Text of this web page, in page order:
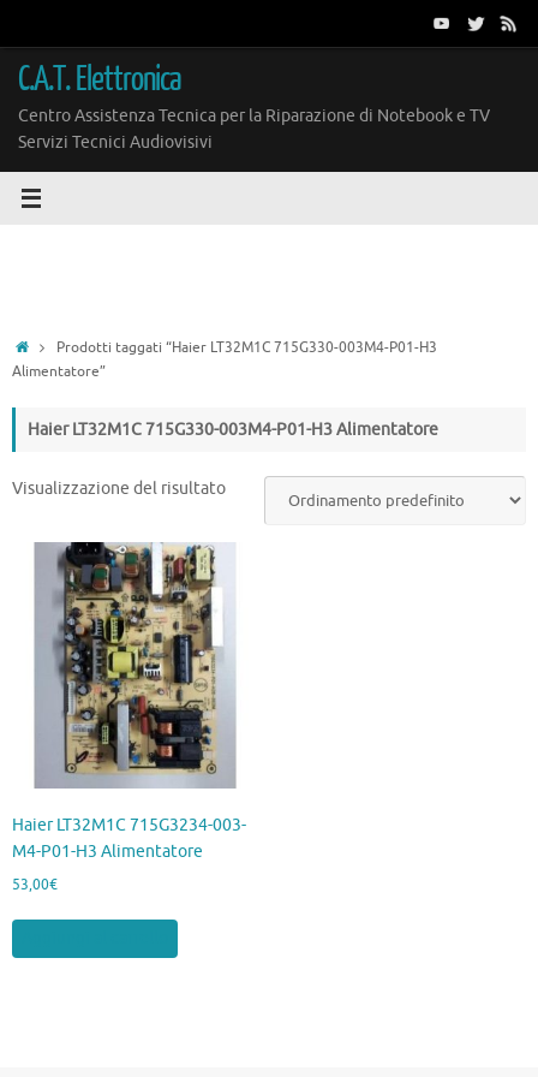
contenuto
C.A.T. Elettronica
Centro Assistenza Tecnica per la Riparazione di Notebook e TV
Servizi Tecnici Audiovisivi
HomeProdotti taggati “Haier LT32M1C 715G330-003M4-P01-H3
Alimentatore”
Haier LT32M1C 715G330-003M4-P01-H3 Alimentatore
Visualizzazione del risultato
Haier LT32M1C 715G3234-003-
M4-P01-H3 Alimentatore
53,00€